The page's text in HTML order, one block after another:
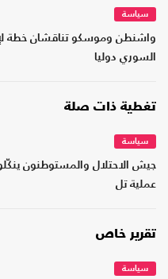
سياسة
واشنطن وموسكو تناقشان خطة
السوري دوليا
تغطية ذات صلة
سياسة
جيش الاحتلال والمستوطنون
عملية تل
تقرير خاص
سياسة